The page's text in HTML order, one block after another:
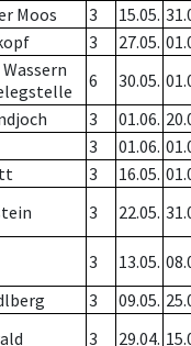
Moos 3 15.05.
3 27.05.
Wassern
6 30.05.
3 01.06.
3 01.06.
3 16.05.
3 22.05.
3 13.05.
3 09.05.
3 29.04.